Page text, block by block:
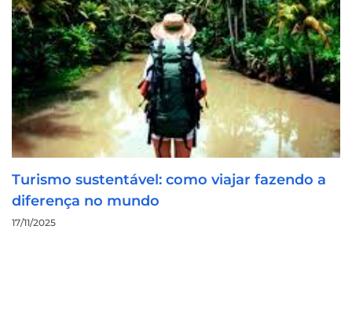
Turismo sustentável: como viajar fazendo a
diferença no mundo
17/11/2025